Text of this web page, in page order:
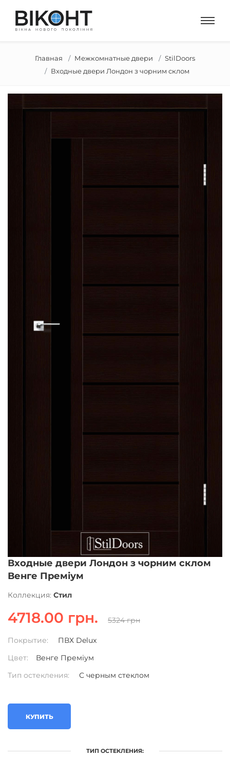
Главная Межкомнатные двери
StilDoors
Входные двери Лондон з чорним склом
Входные двери Лондон з чорним склом
Венге Преміум
Коллекция: Стил
4718.00 грн. 5324 грн
Покрытие:
ПВХ Delux
Цвет:
Венге Преміум
Тип остекления:
С черным стеклом
КУПИТЬ
ТИП ОСТЕКЛЕНИЯ: